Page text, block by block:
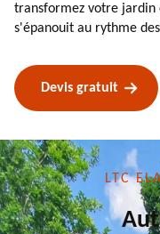
transformez votre jardin
s'épanouit au rythme des
Devis gratuit
LTC